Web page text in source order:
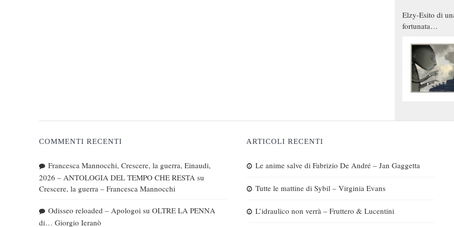
Elzy-Esito di
fortunata
COMMENTI RECENTI
Francesca Mannocchi, Crescere, la guerra, Einaudi,
2026 – ANTOLOGIA DEL TEMPO CHE RESTA su
Crescere, la guerra – Francesca Mannocchi
Odisseo reloaded – Apologoi su OLTRE LA PENNA
di… Giorgio Ieranò
ARTICOLI RECENTI
Le anime salve di Fabrizio De André – Jan Gaggetta
Tutte le mattine di Sybil – Virginia Evans
L’idraulico non verrà – Fruttero & Lucentini